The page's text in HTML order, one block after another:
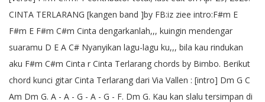
CINTA TERLARANG [kangen band ]by FB:iz ziee intro:F#m E
F#m E F#m C#m Cinta dengarkanlah,,, kuingin mendengar
suaramu D E A C# Nyanyikan lagu-lagu ku,,, bila kau rindukan
aku F#m C#m Cinta r Cinta Terlarang chords by Bimbo. Berikut
chord kunci gitar Cinta Terlarang dari Via Vallen : [intro] Dm G C
Am Dm G. A - A - G - A - G - F. Dm G. Kau kan slalu tersimpan di